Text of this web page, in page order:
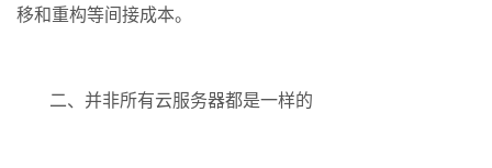
移和重构等间接成本。
二、并非所有云服务器都是一样的